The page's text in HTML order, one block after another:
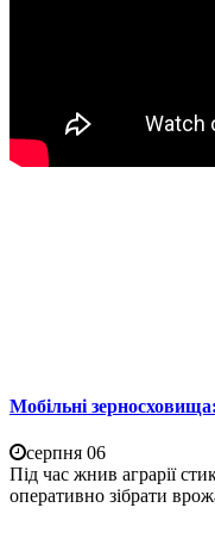
Мобільні
серпня 06
Під час жнив аграрії
оперативно зібрати